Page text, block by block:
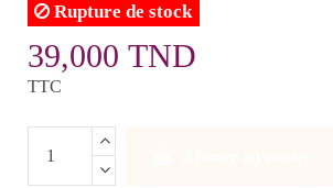
Rupture de stock
39,000 TND
TTC